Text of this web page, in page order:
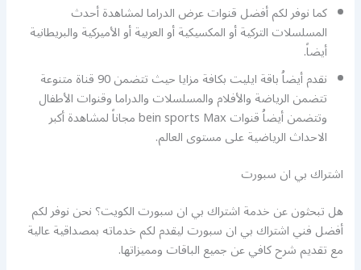
كما نوفر لكم أفضل قنوات عرض الدراما لمشاهدة أحدث
المسلسلات التركية أو المكسيكية أو العربية أو الأميركية والبريطانية
أيضاً.
نقدم أيضاُ باقة ايليت بكافة مزايا حيث تتضمن 90 قناة متنوعة
تتضمن الرياضة والأفلام والمسلسلات والدراما وقنوات الأطفال
وتتضمن أيضاُ قنوات bein sports Max مجاناً لمشاهدة أكبر
الاحداث الرياضية على مستوى العالم.
اشتراك بي ان سبورت
هل تبحثون عن خدمة اشتراك بي ان سبورت الكويت؟ نحن نوفر لكم
أفضل فني اشتراك بي ان سبورت ليقدم لكم خدماته بمصداقية عالية
مع تقديم شرح كافي عن جميع الباقات ومميزاتها.